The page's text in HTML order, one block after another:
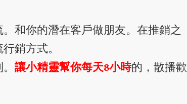
和你的潛在客戶做朋友。在推銷之
銷方式。
讓小精靈幫你每天8小時的，散播歡